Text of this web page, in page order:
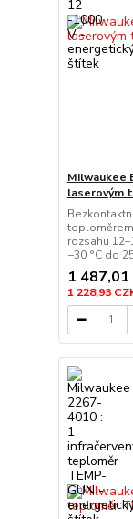
laserovým
rozsahu
−30 °C do
1 487,01
1 228,93